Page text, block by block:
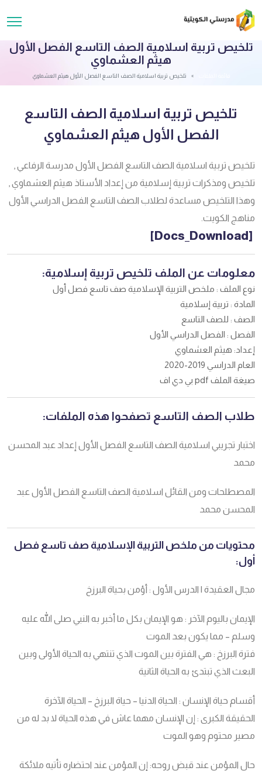
تلخيص تربية اسلامية الصف التاسع الفصل الأول
هيثم العشماوي
تلخيص تربية اسلامية الصف التاسع الفصل الأول هيثم العشماوي
تلخيص تربية اسلامية الصف التاسع
الفصل الأول هيثم العشماوي
تلخيص تربية اسلامية الصف التاسع الفصل الأول مدرسة الرفاعي ,
تلخيص ومذكرات تربية إسلامية من إعداد الأستاذ هيثم العشماوي ,
وهذا التلخيص مساعدة لطلاب الصف التاسع الفصل الدراسي الأول
مناهج الكويت.
[Docs_Download]
معلومات عن الملف تلخيص تربية إسلامية:
نوع الملف : ملخص التربية الإسلامية صف تاسع فصل أول
المادة : تربية إسلامية
الصف : للصف التاسع
الفصل : الفصل الدراسي الأول
إعداد: هيثم العشماوي
العام الدراسي 2019-2020
صيغة الملف pdf بي دي اف
طلاب الصف التاسع تصفحوا هذه الملفات:
اختبار تجريبي اسلامية الصف التاسع الفصل الأول إعداد عبد المحسن
محمد
المصطلحات ومن القائل اسلامية الصف التاسع الفصل الأول عبد
المحسن محمد
محتويات من ملخص التربية الإسلامية صف تاسع فصل
أول:
مجال العقيدة | الدرس الأول : أؤمن بحياة البرزخ
الإيمان باليوم الآخر : هو الإيمان بكل ما أخبر به النبي صلى الله عليه
وسلم – مما يكون بعد الموت
فترة البرزخ : هي الفترة بين الموت الذي تنتهي به الحياة الأولى وبين
البعث الذي تبتدئ به الحياة الثانية
أقسام حياة الإنسان : الحياة الدنيا – حياة البرزخ – الحياة الآخرة
الحقيقة الكبرى : إن الإنسان مهما عاش في هذه الحياة لا بد له من
مصير محتوم وهو الموت
حال المؤمن عند قبض روحه: إن المؤمن عند احتضاره تأتيه ملائكة